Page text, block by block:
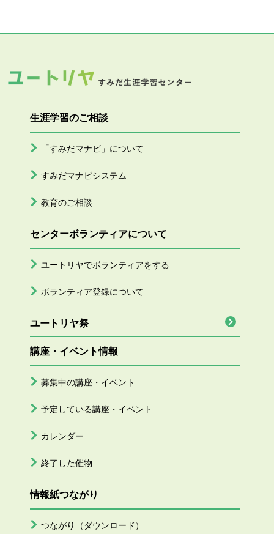
生涯学習のご相談
「すみだマナビ」について
すみだマナビシステム
教育のご相談
センターボランティアについて
ユートリヤでボランティアをする
ボランティア登録について
ユートリヤ祭
講座・イベント情報
募集中の講座・イベント
予定している講座・イベント
カレンダー
終了した催物
情報紙つながり
つながり（ダウンロード）